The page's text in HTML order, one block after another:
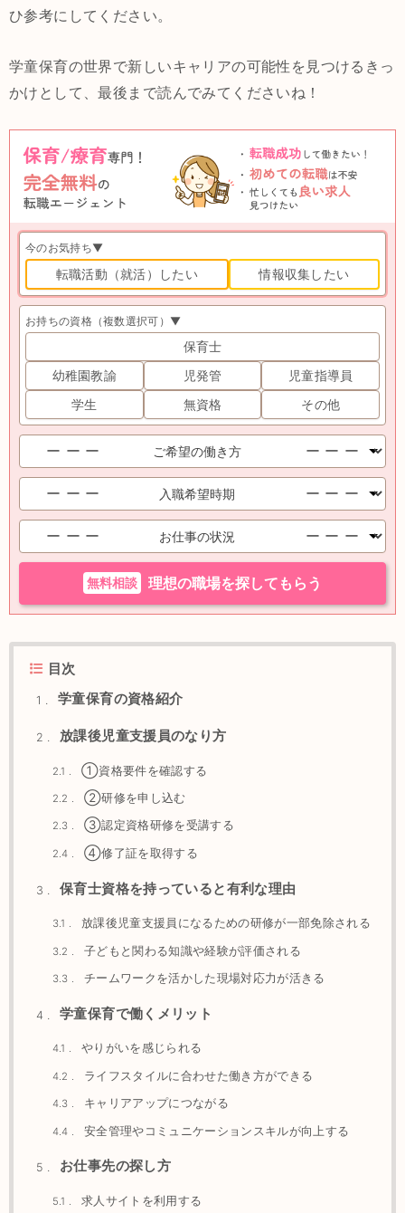
ひ参考にしてください。
学童保育の世界で新しいキャリアの可能性を見つけるきっ
かけとして、最後まで読んでみてくださいね！
今のお気持ち▼
転職活動（就活）したい 情報収集したい
お持ちの資格（複数選択可）▼
保育士
幼稚園教諭
児発管
児童指導員
学生
無資格 その他
無料相談 理想の職場を探してもらう
目次
1 学童保育の資格紹介
2 放課後児童支援員のなり方
2.1 ①資格要件を確認する
2.2 ②研修を申し込む
2.3 ③認定資格研修を受講する
2.4 ④修了証を取得する
3 保育士資格を持っていると有利な理由
3.1 放課後児童支援員になるための研修が一部免除される
3.2 子どもと関わる知識や経験が評価される
3.3 チームワークを活かした現場対応力が活きる
4 学童保育で働くメリット
4.1 やりがいを感じられる
4.2 ライフスタイルに合わせた働き方ができる
4.3 キャリアアップにつながる
4.4 安全管理やコミュニケーションスキルが向上する
5 お仕事先の探し方
5.1 求人サイトを利用する